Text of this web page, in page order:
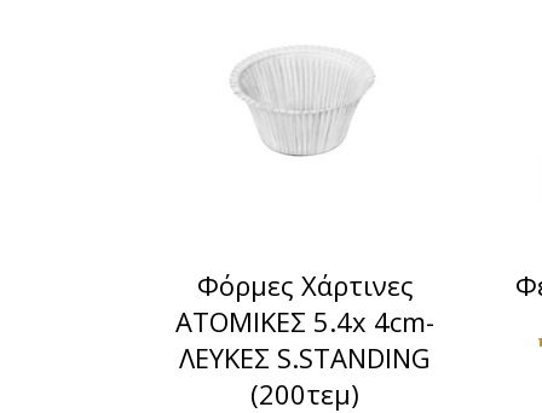
Φόρμες Χάρτινες
ΑΤΟΜΙΚΕΣ 5.4x 4cm-
ΛΕΥΚΕΣ S.STANDING
(200τεμ)